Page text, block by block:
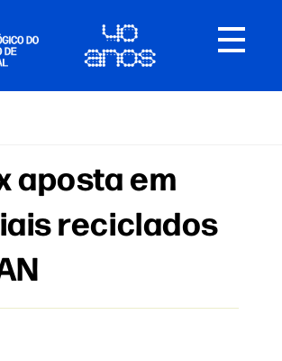
Toggle
aposta em
reciclados